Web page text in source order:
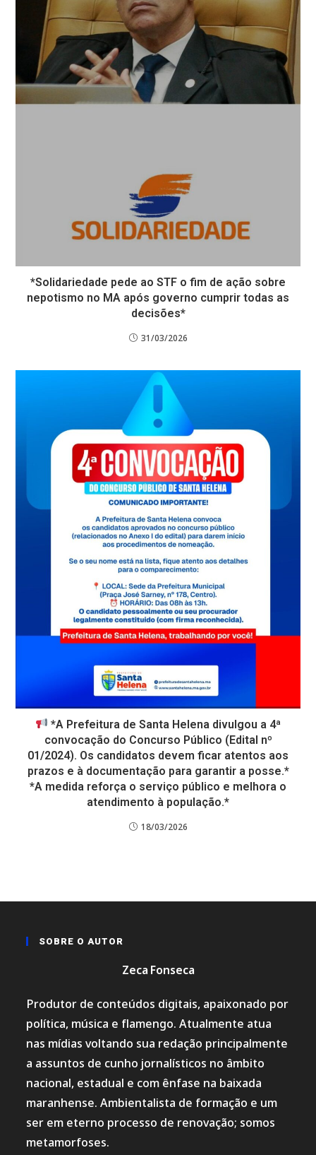
*Solidariedade pede ao STF o fim de ação sobre
nepotismo no MA após governo cumprir todas as
decisões*
31/03/2026
*A Prefeitura de Santa Helena divulgou a 4ª
convocação do Concurso Público (Edital nº
01/2024). Os candidatos devem ficar atentos aos
prazos e à documentação para garantir a posse.*
*A medida reforça o serviço público e melhora o
atendimento à população.*
18/03/2026
SOBRE O AUTOR
Zeca Fonseca
Produtor de conteúdos digitais, apaixonado por
política, música e flamengo. Atualmente atua
nas mídias voltando sua redação principalmente
a assuntos de cunho jornalísticos no âmbito
nacional, estadual e com ênfase na baixada
maranhense. Ambientalista de formação e um
ser em eterno processo de renovação; somos
metamorfoses.